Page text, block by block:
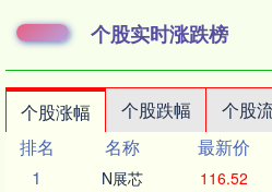
个股实时涨跌榜
个股涨幅 个股跌幅 个股
排名
名称 最新价
1
N展芯 116.52